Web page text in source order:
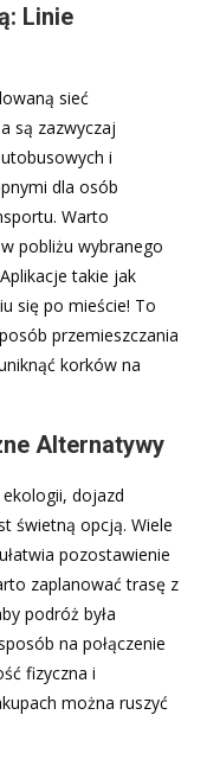
Linie
sieć
są zazwyczaj
i
dla osób
Warto
pobliżu wybranego
takie jak
się po mieście! To
przemieszczania
korków na
Alternatywy
dojazd
świetną opcją. Wiele
pozostawienie
zaplanować trasę z
podróż była
na połączenie
fizyczna i
można ruszyć